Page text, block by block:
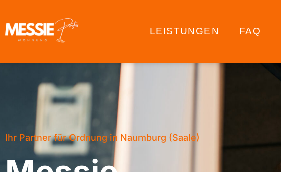
LEISTUNGEN FAQ
Ihr Partner für Ordnung in Naumburg (Saale)